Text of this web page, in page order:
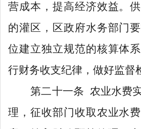
营成本，提高经济效益。
的灌区，区政府水务部门
位建立独立规范的核算体
行财务收支纪律，做好监督
第二十一条 农业水费
理，征收部门收取农业水